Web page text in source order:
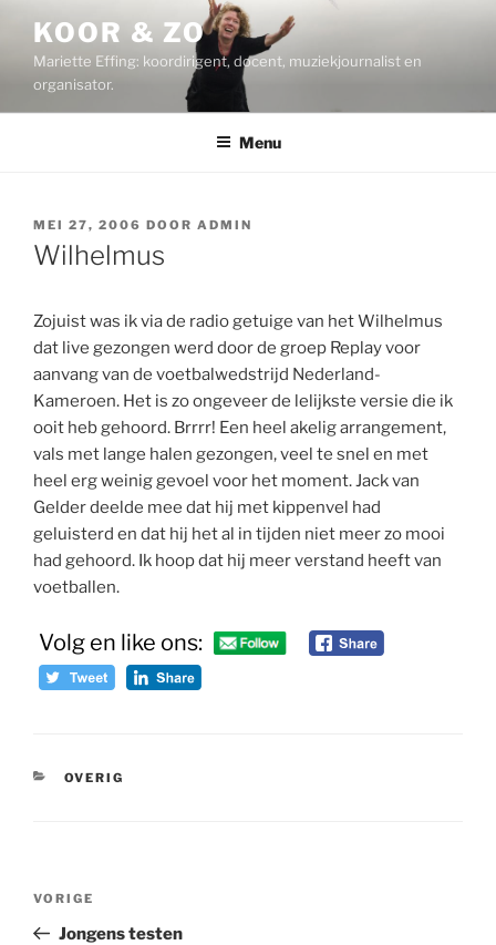
inhoud
KOOR & ZO
Mariette Effing: koordirigent, docent, muziekjournalist en
organisator.
Menu
GEPLAATST
OP
MEI 27, 2006 DOOR ADMIN
Wilhelmus
Zojuist was ik via de radio getuige van het Wilhelmus
dat live gezongen werd door de groep Replay voor
aanvang van de voetbalwedstrijd Nederland-
Kameroen. Het is zo ongeveer de lelijkste versie die ik
ooit heb gehoord. Brrrr! Een heel akelig arrangement,
vals met lange halen gezongen, veel te snel en met
heel erg weinig gevoel voor het moment. Jack van
Gelder deelde mee dat hij met kippenvel had
geluisterd en dat hij het al in tijden niet meer zo mooi
had gehoord. Ik hoop dat hij meer verstand heeft van
voetballen.
Volg en like ons:
CATEGORIEËN
OVERIG
Vorig
bericht
VORIGE
Jongens testen